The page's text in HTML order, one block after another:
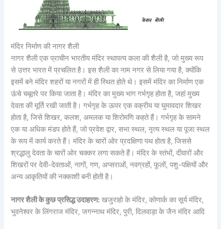
मंदिर निर्माण की नागर शैली
नागर शैली एक प्राचीन भारतीय मंदिर स्थापत्य कला की शैली है, जो मुख्य रूप
से उत्तर भारत में प्रचलित है। इस शैली का नाम नगर से लिया गया है, क्योंकि
इसमें बने मंदिर शहरों या नगरों में ही स्थित होते थे। इसमें मंदिर का निर्माण एक
ऊंचे चबूतरे पर किया जाता है। मंदिर का मुख्य भाग गर्भगृह होता है, जहां मुख्य
देवता की मूर्ति रखी जाती है। गर्भगृह के ऊपर एक वक्रीय या घुमावदार शिखर
होता है, जिसे शिखर, कलश, अमलक या शिरोमणि कहते हैं। गर्भगृह के सामने
एक या अधिक मंडप होते हैं, जो प्रवेश द्वार, सभा स्थल, नृत्य स्थल या पूजा स्थल
के रूप में कार्य करते हैं। मंदिर के चारों ओर प्रदक्षिणा पथ होता है, जिससे
श्रद्धालु देवता के चारों ओर चक्कर लगा सकते हैं। मंदिर के स्तंभों, दीवारों और
शिखरों पर देवी-देवताओं, नागों, गण, अप्सराओं, नवग्रहों, फूलों, पशु-पक्षियों और
अन्य आकृतियों की नक्काशी बनी होती है।
नागर शैली के कुछ प्रसिद्ध उदाहरण: खजुराहो के मंदिर, कोणार्क का सूर्य मंदिर,
भुवनेश्वर के लिंगराज मंदिर, जगन्नाथ मंदिर, पुरी, दिलवाड़ा के जैन मंदिर आदि